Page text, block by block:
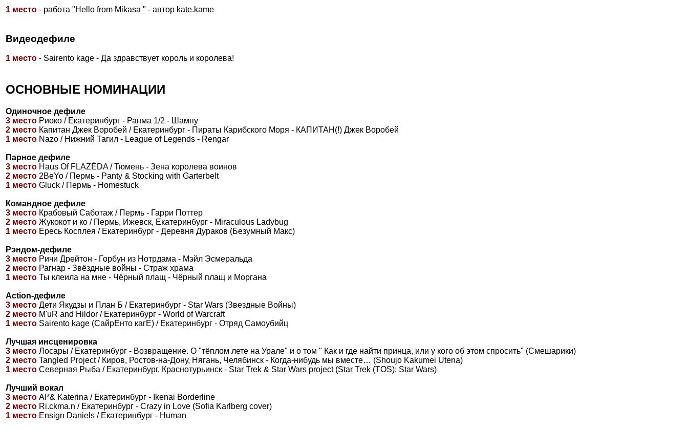
1 место - работа "Hello from Mikasa " - автор kate.kame
Видеодефиле
1 место - Sairento kage - Да здравствует король и королева!
ОСНОВНЫЕ НОМИНАЦИИ
Одиночное дефиле
3 место Риоко / Екатеринбург - Ранма 1/2 - Шампу
2 место Капитан Джек Воробей / Екатеринбург - Пираты Карибского Моря - КАПИТАН(!) Джек Воробей
1 место Nazo / Нижний Тагил - League of Legends - Rengar
Парное дефиле
3 место Haus Of FLAZÈDA / Тюмень - Зена королева воинов
2 место 2ВеYo / Пермь - Panty & Stocking with Garterbelt
1 место Gluck / Пермь - Homestuck
Командное дефиле
3 место Крабовый Саботаж / Пермь - Гарри Поттер
2 место Жукокот и ко / Пермь, Ижевск, Екатеринбург - Miraculous Ladybug
1 место Ересь Косплея / Екатеринбург - Деревня Дураков (Безумный Макс)
Рэндом-дефиле
3 место Ричи Дрейтон - Горбун из Нотрдама - Мэйл Эсмеральда
2 место Рагнар - Звёздные войны - Страж храма
1 место Ты клеила на мне - Чёрный плащ - Чёрный плащ и Моргана
Action-дефиле
3 место Дети Якудзы и План Б / Екатеринбург - Star Wars (Звездные Войны)
2 место M'uR and Hildor / Екатеринбург - World of Warcraft
1 место Sairento kage (СайрЕнто кагЕ) / Екатеринбург - Отряд Самоубийц
Лучшая инсценировка
3 место Лосары / Екатеринбург - Возвращение. О "тёплом лете на Урале" и о том " Как и где найти принца, или у кого об этом спросить" (Смешарики)
2 место Tangled Project / Киров, Ростов-на-Дону, Нягань, Челябинск - Когда-нибудь мы вместе… (Shoujo Kakumei Utena)
1 место Северная Рыба / Екатеринбург, Краснотурьинск - Star Trek & Star Wars project (Star Trek (TOS); Star Wars)
Лучший вокал
3 место AI*& Katerina / Екатеринбург - Ikenai Borderline
2 место Ri.ckma.n / Екатеринбург - Crazy in Love (Sofia Karlberg cover)
1 место Ensign Daniels / Екатеринбург - Human